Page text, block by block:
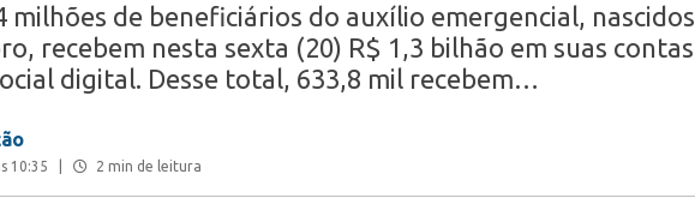
milhões de beneficiários do auxílio emergencial, nascidos
recebem nesta sexta (20) R$ 1,3 bilhão em suas contas
digital. Desse total, 633,8 mil recebem…
10:35 2 min de leitura